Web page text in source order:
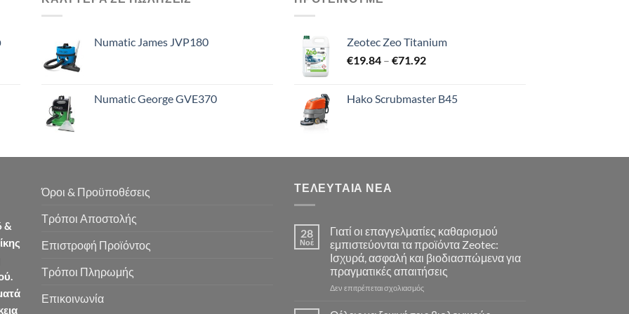
Numatic James JVP180
Numatic George GVE370
Zeotec Zeo Titanium
€19.84 – €71.92Price
through
Hako Scrubmaster B45
&
Όροι & Προϋποθέσεις
Τρόποι Αποστολής
Επιστροφή Προϊόντος
Τρόποι Πληρωμής
Επικοινωνία
ΤΕΛΕΥΤΑΊΑ ΝΈΑ
28
Νοέ
Γιατί οι επαγγελματίες καθαρισμού
εμπιστεύονται τα προϊόντα Zeotec:
Ισχυρά, ασφαλή και βιοδιασπώμενα για
πραγματικές απαιτήσεις
Δεν επιτρέπεται σχολιασμόςστο